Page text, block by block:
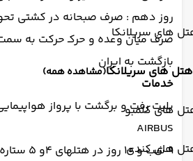
های سریلانکا
هتل های سریلانکا(مشاهده همه)
های کلمبو
های کندی
روز دهم : صرف صبحانه در کشتی
صرف میان وعده و حرکـ حرکت به سمت
بازگشت به ایران
خدمات
AIRBUS
۹ شب و ۱۰